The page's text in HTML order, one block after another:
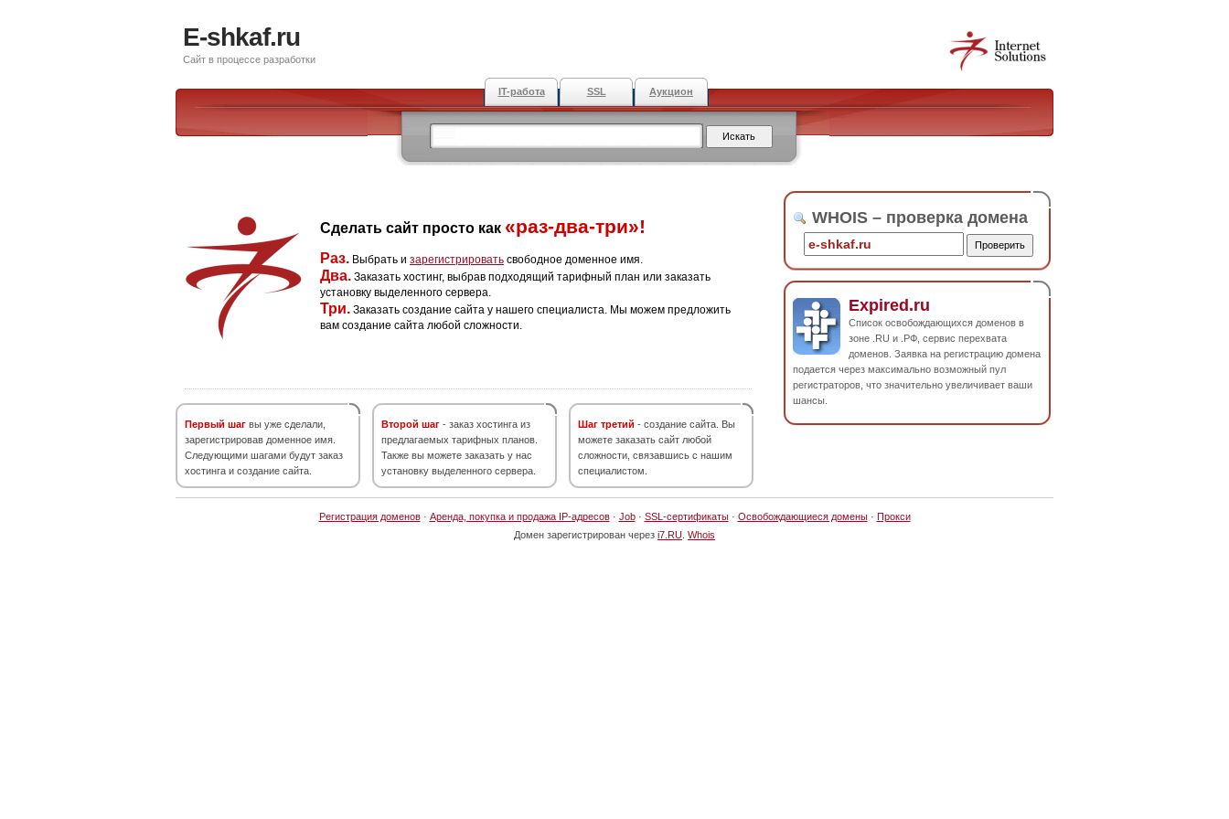
E-shkaf.ru
Сайт в процессе разработки
IT-работа SSL Аукцион
Сделать сайт просто как «раз-два-три»!
Раз. Выбрать и зарегистрировать свободное доменное имя.
Два. Заказать хостинг, выбрав подходящий тарифный план или заказать
установку выделенного сервера.
Три. Заказать создание сайта у нашего специалиста. Мы можем предложить
вам создание сайта любой сложности.
Первый шаг вы уже сделали,
зарегистрировав доменное имя.
Следующими шагами будут заказ
хостинга и создание сайта.
Второй шаг - заказ хостинга из
предлагаемых тарифных планов.
Также вы можете заказать у нас
установку выделенного сервера.
Шаг третий - создание сайта. Вы
можете заказать сайт любой
сложности, связавшись с нашим
специалистом.
WHOIS – проверка домена
Expired.ru
Список освобождающихся доменов в
зоне .RU и .РФ, сервис перехвата
доменов. Заявка на регистрацию домена
подается через максимально возможный пул
регистраторов, что значительно увеличивает ваши
шансы.
Регистрация доменов· Аренда, покупка и продажа IP-адресов· Job· SSL-сертификаты· Освобождающиеся домены· Прокси
Домен зарегистрирован через i7.RU Whois